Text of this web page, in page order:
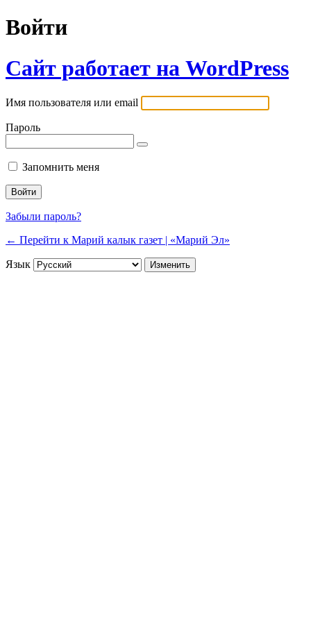
Войти
Сайт работает на WordPress
Имя пользователя или email
Пароль
Запомнить меня
Забыли пароль?
← Перейти к Марий калык газет | «Марий Эл»
Язык